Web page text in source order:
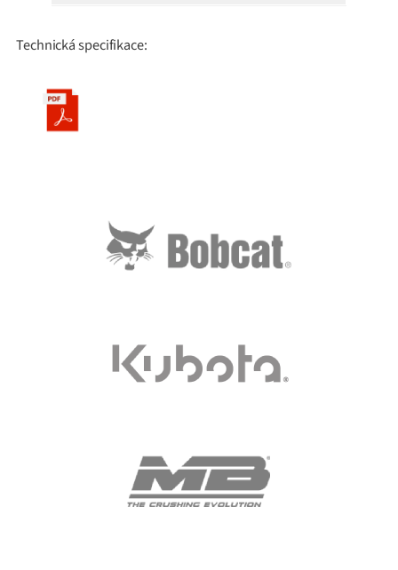
Technická specifikace: